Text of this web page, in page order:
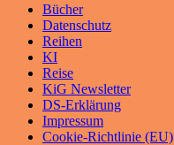
Bücher
Datenschutz
Reihen
KI
Reise
KiG Newsletter
DS-Erklärung
Impressum
Cookie-Richtlinie (EU)